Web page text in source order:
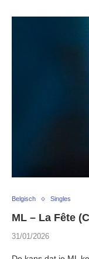
Belgisch Singles
ML – La Fête
31/01/2026